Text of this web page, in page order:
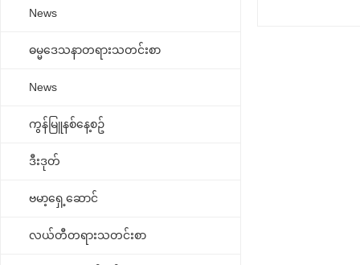
News
ဓမ္မ‌ဒေသနာတရားသတင်းစာ
News
ကွန်မြူနစ်နေ့စဥ်
ဒီးဒုတ်
ဗမာ့ရှေ့ဆောင်
လယ်တီတရားသတင်းစာ